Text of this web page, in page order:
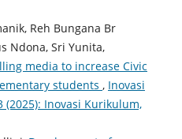
Reh Bungana Br
Ndona, Sri Yunita,
media to increase Civic
students , Inovasi
(2025): Inovasi Kurikulum,